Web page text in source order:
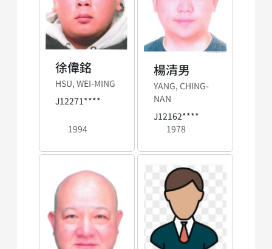
徐偉銘
HSU, WEI-MING
J12271****
1994
楊清男
YANG, CHING-
NAN
J12162****
1978